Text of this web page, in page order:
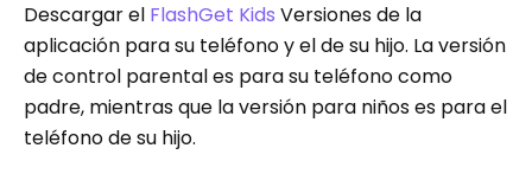
Descargar el FlashGet Kids Versiones de la
aplicación para su teléfono y el de su hijo. La versión
de control parental es para su teléfono como
padre, mientras que la versión para niños es para el
teléfono de su hijo.